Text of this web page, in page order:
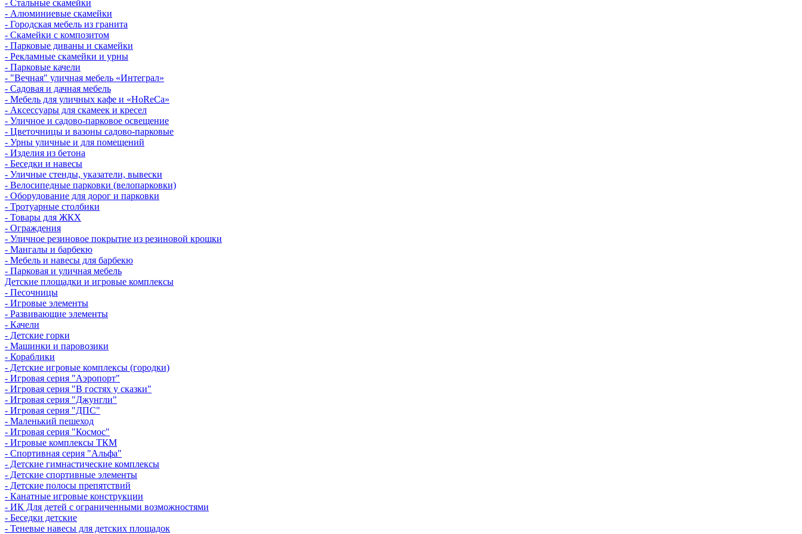
- Стальные скамейки
- Алюминиевые скамейки
- Городская мебель из гранита
- Скамейки с композитом
- Парковые диваны и скамейки
- Рекламные скамейки и урны
- Парковые качели
- "Вечная" уличная мебель «Интеграл»
- Садовая и дачная мебель
- Мебель для уличных кафе и «HoReCa»
- Аксессуары для скамеек и кресел
- Уличное и садово-парковое освещение
- Цветочницы и вазоны садово-парковые
- Урны уличные и для помещений
- Изделия из бетона
- Беседки и навесы
- Уличные стенды, указатели, вывески
- Велосипедные парковки (велопарковки)
- Оборудование для дорог и парковки
- Тротуарные столбики
- Товары для ЖКХ
- Ограждения
- Уличное резиновое покрытие из резиновой крошки
- Мангалы и барбекю
- Мебель и навесы для барбекю
- Парковая и уличная мебель
Детские площадки и игровые комплексы
- Песочницы
- Игровые элементы
- Развивающие элементы
- Качели
- Детские горки
- Машинки и паровозики
- Кораблики
- Детские игровые комплексы (городки)
- Игровая серия "Аэропорт"
- Игровая серия "В гостях у сказки"
- Игровая серия "Джунгли"
- Игровая серия "ДПС"
- Маленький пешеход
- Игровая серия "Космос"
- Игровые комплексы ТКМ
- Спортивная серия "Альфа"
- Детские гимнастические комплексы
- Детские спортивные элементы
- Детские полосы препятствий
- Канатные игровые конструкции
- ИК Для детей с ограниченными возможностями
- Беседки детские
- Теневые навесы для детских площадок